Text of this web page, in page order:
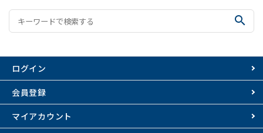
search
ログイン
会員登録
マイアカウント